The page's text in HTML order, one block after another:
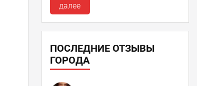
далее
ПОСЛЕДНИЕ ОТЗЫВЫ
ГОРОДА